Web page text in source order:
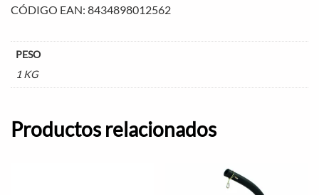
CÓDIGO EAN: 8434898012562
PESO
1 KG
Productos relacionados